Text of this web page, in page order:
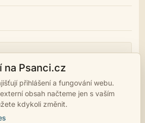
NÁSLEDUJÍCÍ DÍLO →
Buď k sobě něžná
na Psanci.cz
přihlášení a fungování webu.
obsah načteme jen s vaším
kdykoli změnit.